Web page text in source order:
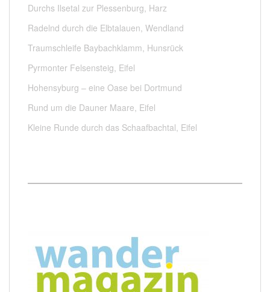
Durchs Ilsetal zur Plessenburg, Harz
Radelnd durch die Elbtalauen, Wendland
Traumschleife Baybachklamm, Hunsrück
Pyrmonter Felsensteig, Eifel
Hohensyburg – eine Oase bei Dortmund
Rund um die Dauner Maare, Eifel
Kleine Runde durch das Schaafbachtal, Eifel